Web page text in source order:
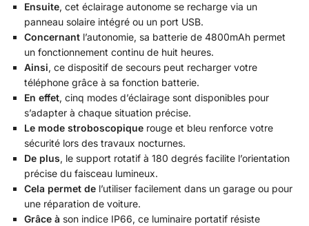
Ensuite, cet éclairage autonome se recharge via un
panneau solaire intégré ou un port USB.
Concernant l’autonomie, sa batterie de 4800mAh permet
un fonctionnement continu de huit heures.
Ainsi, ce dispositif de secours peut recharger votre
téléphone grâce à sa fonction batterie.
En effet, cinq modes d’éclairage sont disponibles pour
s’adapter à chaque situation précise.
Le mode stroboscopique rouge et bleu renforce votre
sécurité lors des travaux nocturnes.
De plus, le support rotatif à 180 degrés facilite l’orientation
précise du faisceau lumineux.
Cela permet de l’utiliser facilement dans un garage ou pour
une réparation de voiture.
Grâce à son indice IP66, ce luminaire portatif résiste